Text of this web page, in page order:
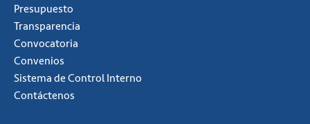
Presupuesto
Transparencia
Convocatoria
Convenios
Sistema de Control Interno
Contáctenos